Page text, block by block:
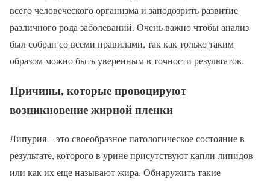
всего человеческого организма и заподозрить развитие
различного рода заболеваний. Очень важно чтобы анализ
был собран со всеми правилами, так как только таким
образом можно быть уверенным в точности результатов.
Причины, которые провоцируют
возникновение жирной пленки
Липурия – это своеобразное патологическое состояние в
результате, которого в урине присутствуют капли липидов
или как их еще называют жира. Обнаружить такие